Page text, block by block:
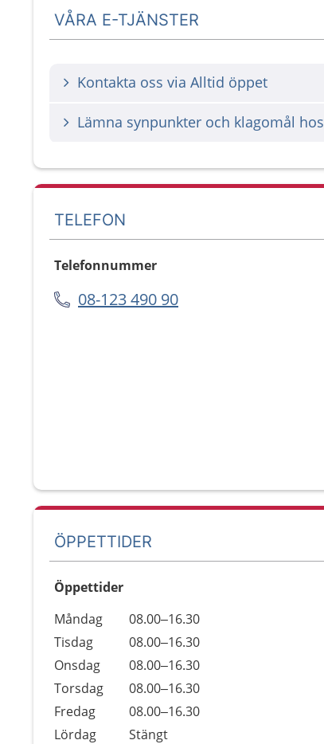
VÅRA E-TJÄNSTER
Kontakta oss via Alltid öppet
TELEFON
Telefonnummer
08-123 490 90
ÖPPETTIDER
Öppettider
Dag
Öppettider
Kommentarer
Måndag
08.00–16.30
Tisdag
08.00–16.30
Onsdag
08.00–16.30
Torsdag
08.00–16.30
Fredag
08.00–16.30
Lördag
Stängt